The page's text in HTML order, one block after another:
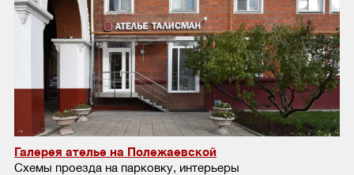
Галерея ателье на Полежаевской
Схемы проезда на парковку, интерьеры